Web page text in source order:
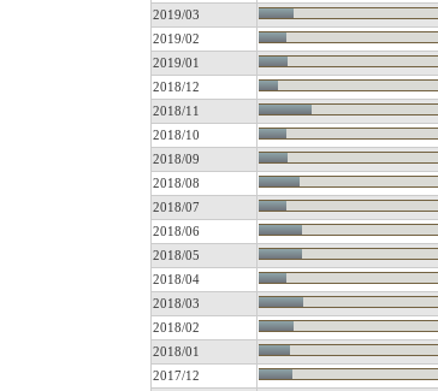
2019/03
2019/02
2019/01
2018/12
2018/11
2018/10
2018/09
2018/08
2018/07
2018/06
2018/05
2018/04
2018/03
2018/02
2018/01
2017/12